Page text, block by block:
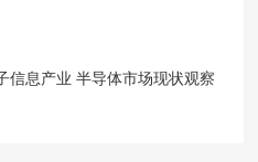
信息产业 半导体市场现状观察